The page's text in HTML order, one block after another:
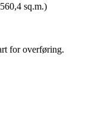
sq.m.)
for overføring.